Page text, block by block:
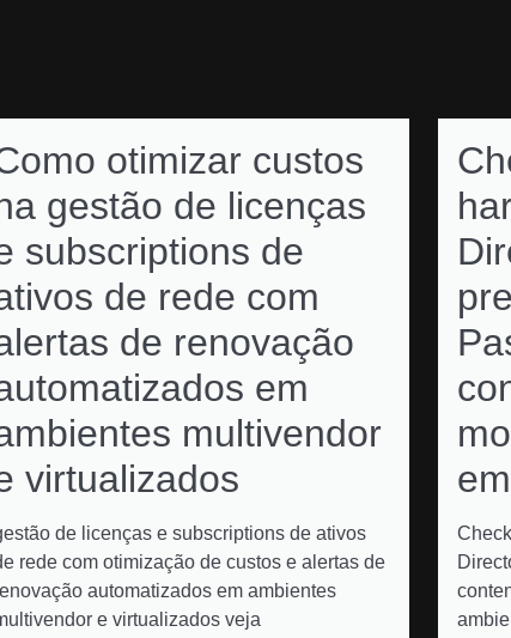
otimizar custos
gestão de licenças
subscriptions de
de rede com
de renovação
em
multivendor
virtualizados
de licenças e subscriptions de ativos
rede com otimização de custos e alertas de
automatizados em ambientes
e virtualizados veja